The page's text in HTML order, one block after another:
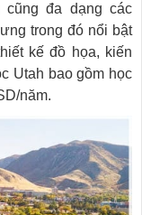
đa dạng các
trong đó nổi bật
kế đồ họa, kiến
Utah bao gồm học
năm.